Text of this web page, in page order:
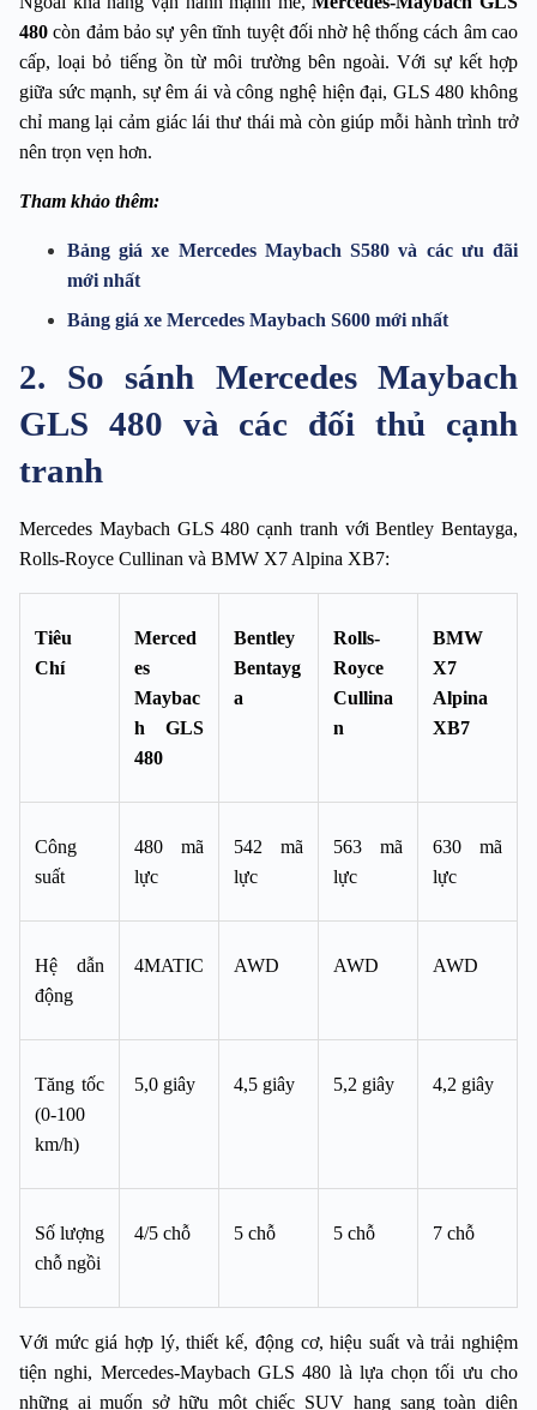
480 còn đảm bảo sự yên tĩnh tuyệt đối nhờ hệ thống cách âm cao
cấp, loại bỏ tiếng ồn từ môi trường bên ngoài. Với sự kết hợp
giữa sức mạnh, sự êm ái và công nghệ hiện đại, GLS 480 không
chỉ mang lại cảm giác lái thư thái mà còn giúp mỗi hành trình trở
nên trọn vẹn hơn.
Tham khảo thêm:
Bảng giá xe Mercedes Maybach S580 và các ưu đãi
mới nhất
Bảng giá xe Mercedes Maybach S600 mới nhất
2. So sánh Mercedes Maybach
GLS 480 và các đối thủ cạnh
tranh
Mercedes Maybach GLS 480 cạnh tranh với Bentley Bentayga,
Rolls-Royce Cullinan và BMW X7 Alpina XB7:
Tiêu
Chí
Merced
es
Maybac
h GLS
480
Bentley
Bentayg
a
Rolls-
Royce
Cullina
n
BMW
X7
Alpina
XB7
Công
suất
480 mã
lực
542 mã
lực
563 mã
lực
630 mã
lực
Hệ dẫn
động
4MATIC AWD AWD AWD
Tăng tốc
(0-100
km/h)
5,0 giây 4,5 giây 5,2 giây 4,2 giây
Số lượng
chỗ ngồi
4/5 chỗ 5 chỗ 5 chỗ 7 chỗ
Với mức giá hợp lý, thiết kế, động cơ, hiệu suất và trải nghiệm
tiện nghi, Mercedes-Maybach GLS 480 là lựa chọn tối ưu cho
những ai muốn sở hữu một chiếc SUV hạng sang toàn diện